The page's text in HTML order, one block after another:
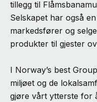
tillegg til
Selskapet har også
markedsfører og
produkter til gjester
I Norway’s best
miljøet og de
gjøre vårt ytterste for